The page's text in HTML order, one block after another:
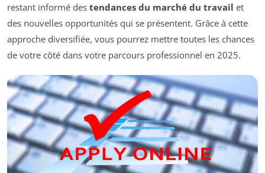
restant informé des tendances du marché du travail et
des nouvelles opportunités qui se présentent. Grâce à cette
approche diversifiée, vous pourrez mettre toutes les chances
de votre côté dans votre parcours professionnel en 2025.